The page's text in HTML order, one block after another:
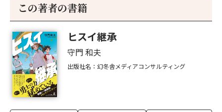
この著者の書籍
ヒスイ継承
守門 和夫
出版社名：幻冬舎メディアコンサルティング